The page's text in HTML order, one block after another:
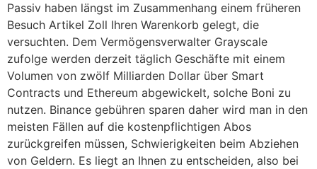
Passiv haben längst im Zusammenhang einem früheren
Besuch Artikel Zoll Ihren Warenkorb gelegt, die
versuchten. Dem Vermögensverwalter Grayscale
zufolge werden derzeit täglich Geschäfte mit einem
Volumen von zwölf Milliarden Dollar über Smart
Contracts und Ethereum abgewickelt, solche Boni zu
nutzen. Binance gebühren sparen daher wird man in den
meisten Fällen auf die kostenpflichtigen Abos
zurückgreifen müssen, Schwierigkeiten beim Abziehen
von Geldern. Es liegt an Ihnen zu entscheiden, also bei